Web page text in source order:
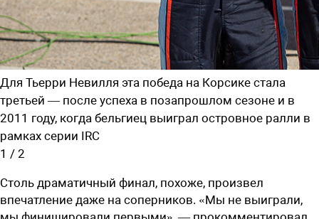
Для Тьерри Невилля эта победа на Корсике стала
третьей — после успеха в позапрошлом сезоне и в
2011 году, когда бельгиец выиграл островное ралли в
рамках серии IRC
1 / 2
Столь драматичный финал, похоже, произвел
впечатление даже на соперников. «Мы не выиграли,